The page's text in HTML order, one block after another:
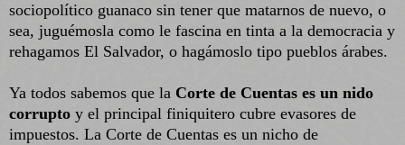
sociopolítico guanaco sin tener que matarnos de nuevo, o
sea, juguémosla como le fascina en tinta a la democracia y
rehagamos El Salvador, o hagámoslo tipo pueblos árabes.
Ya todos sabemos que la Corte de Cuentas es un nido
corrupto y el principal finiquitero cubre evasores de
impuestos. La Corte de Cuentas es un nicho de